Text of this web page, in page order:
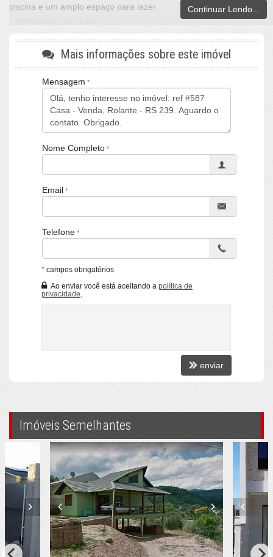
piscina e um amplo espaço para lazer.
Fone whats: (051)999601820
CRECI/RS 25036-J
Continuar Lendo...
Mais informações sobre este imóvel
Mensagem
Nome Completo
Email
Telefone
* campos obrigatórios
Ao enviar você está aceitando a política de
privacidade
enviar
Imóveis Semelhantes